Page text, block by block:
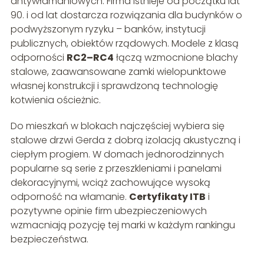
90. i od lat dostarcza rozwiązania dla budynków o
podwyższonym ryzyku – banków, instytucji
publicznych, obiektów rządowych. Modele z klasą
odporności RC2–RC4 łączą wzmocnione blachy
stalowe, zaawansowane zamki wielopunktowe
własnej konstrukcji i sprawdzoną technologię
kotwienia ościeżnic.
Do mieszkań w blokach najczęściej wybiera się
stalowe drzwi Gerda z dobrą izolacją akustyczną i
ciepłym progiem. W domach jednorodzinnych
popularne są serie z przeszkleniami i panelami
dekoracyjnymi, wciąż zachowujące wysoką
odporność na włamanie. Certyfikaty ITB i
pozytywne opinie firm ubezpieczeniowych
wzmacniają pozycję tej marki w każdym rankingu
bezpieczeństwa.